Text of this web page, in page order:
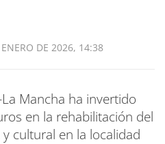
DE 2026, 14:38
Mancha ha invertido
en la rehabilitación del
cultural en la localidad